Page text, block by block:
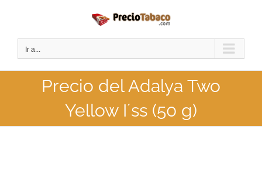
contenido
Ir a...
Precio del Adalya Two
Yellow I´ss (50 g)